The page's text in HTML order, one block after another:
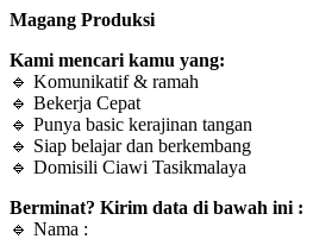
Magang Produksi
Kami mencari kamu yang:
🔹 Komunikatif & ramah
🔹 Bekerja Cepat
🔹 Punya basic kerajinan tangan
🔹 Siap belajar dan berkembang
🔹 Domisili Ciawi Tasikmalaya
Berminat? Kirim data di bawah ini :
🔹 Nama :